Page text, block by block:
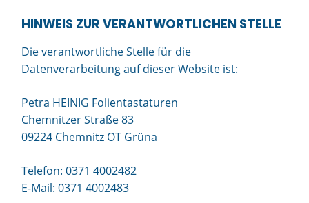
HINWEIS ZUR VERANTWORTLICHEN STELLE
Die verantwortliche Stelle für die
Datenverarbeitung auf dieser Website ist:
Petra HEINIG Folientastaturen
Chemnitzer Straße 83
09224 Chemnitz OT Grüna
Telefon: 0371 4002482
E-Mail: 0371 4002483